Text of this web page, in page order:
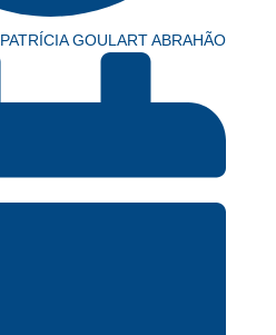
PATRÍCIA GOULART ABRAHÃO